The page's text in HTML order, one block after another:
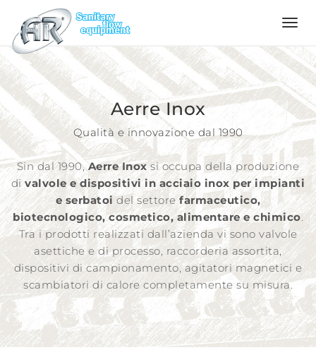
Language
Home
Azienda
Prodotti
Configuratore
Qualità
Rete di
vendita
Aerre Inox
Qualità e innovazione dal 1990
Sin dal 1990,Aerre Inox si occupa della produzione
divalvole e dispositivi in acciaio inox per impianti
e serbatoi del settorefarmaceutico,
biotecnologico, cosmetico, alimentare e chimico.
Tra i prodotti realizzati dall’azienda vi sono valvole
asettiche e di processo, raccorderia assortita,
dispositivi di campionamento, agitatori magnetici e
scambiatori di calore completamente su misura.